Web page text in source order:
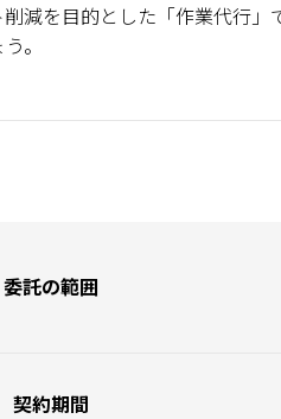
減を目的とした「作業代行
。
委託の範囲
契約期間